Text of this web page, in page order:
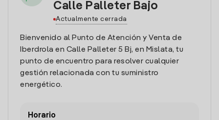
Calle Palleter Bajo
Actualmente cerrada
Bienvenido al Punto de Atención y Venta de
Iberdrola en Calle Palleter 5 Bj, en Mislata, tu
punto de encuentro para resolver cualquier
gestión relacionada con tu suministro
energético.
Horario